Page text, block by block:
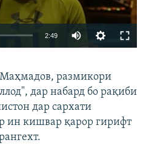
360p 480p
1080p
2:49
360p
480p
размикори
дар набард бо рақиби
дар сархати
ин кишвар қарор гирифт